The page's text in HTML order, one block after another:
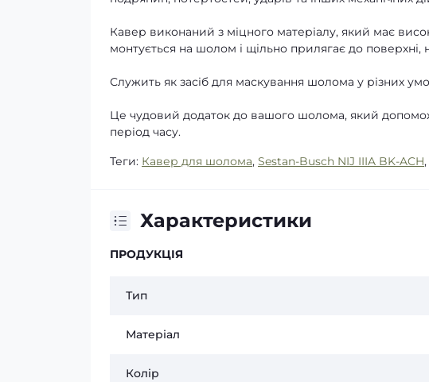
Кавер виконаний з міцного матеріалу, який має
монтується на шолом і щільно прилягає до
Служить як засіб для маскування шолома у різних
Це чудовий додаток до вашого шолома, який
період часу.
Теги: Кавер для шолома, Sestan-Busch NIJ IIIA BK-ACH,
Характеристики
ПРОДУКЦІЯ
Тип
Матеріал
Колір